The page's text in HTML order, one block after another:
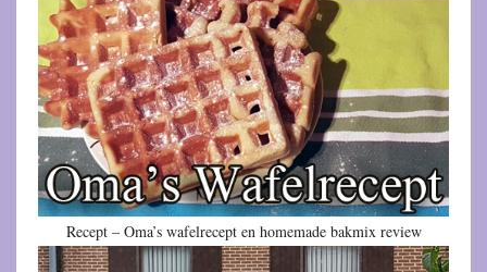
Recept – Oma’s wafelrecept en homemade bakmix review